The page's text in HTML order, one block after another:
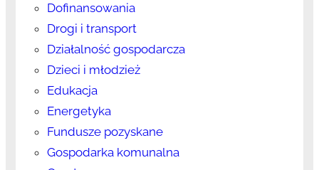
Dofinansowania
Drogi i transport
Działalność gospodarcza
Dzieci i młodzież
Edukacja
Energetyka
Fundusze pozyskane
Gospodarka komunalna